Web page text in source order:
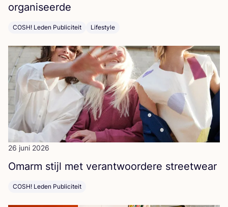
organiseerde
COSH! Leden Publiciteit Lifestyle
26 juni 2026
Omarm stijl met ver­ant­woor­de­re streetwear
COSH! Leden Publiciteit